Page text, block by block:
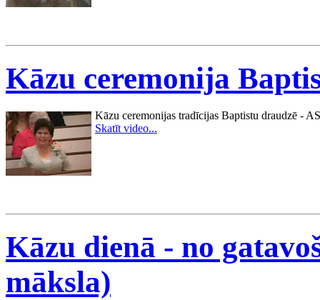
Kāzu ceremonija
Kāzu ceremonijas tradīcijas Baptistu draudzē -
Skatīt video...
Kāzu dienā - no
māksla)